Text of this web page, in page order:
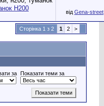
Н200 від Gena-street
Сторінка 1 з 2 1 2 >
за Показати теми за